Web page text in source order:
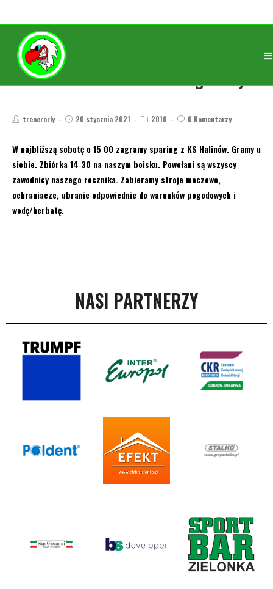
23.01 sobota r.2010 zmiana godziny
trenerorly 20 stycznia 2021 2010 0 Komentarzy
W najbliższą sobotę o 15 00 zagramy sparing z KS Halinów. Gramy u
siebie. Zbiórka 14 30 na naszym boisku. Powołani są wszyscy
zawodnicy naszego rocznika. Zabieramy stroje meczowe,
ochraniacze, ubranie odpowiednie do warunków pogodowych i
wodę/herbatę.
NASI PARTNERZY